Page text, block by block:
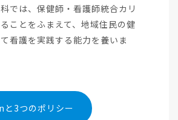
では、保健師・看護師統合カリ
ことをふまえて、地域住民の健
看護を実践する能力を養いま
3つのポリシー